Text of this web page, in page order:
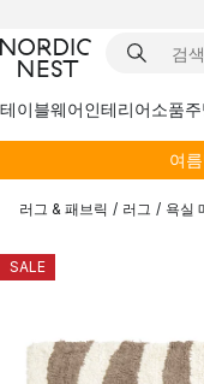
테이블웨어인테리어소품
여름
러그 & 패브릭 / 러그 / 욕실
SALE